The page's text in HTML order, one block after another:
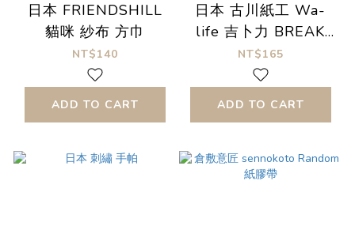
日本 FRIENDSHILL
貓咪 紗布 方巾
NT$140
ADD TO CART
日本 古川紙工 Wa-
life 吉卜力 BREAK
TIME 貼紙
NT$165
ADD TO CART